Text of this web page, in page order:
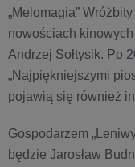
„Melomagia”
nowościach
Andrzej Sołtysik. Po
„Najpiękniejszymi
pojawią się również
Gospodarzem
będzie Jarosław